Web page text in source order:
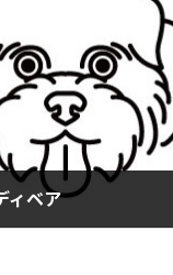
ィベア